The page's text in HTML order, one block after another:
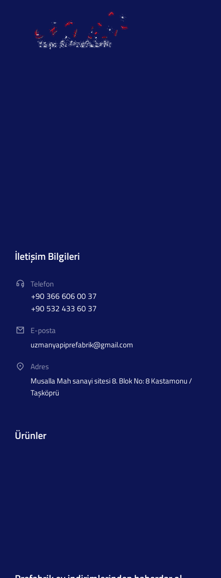
İletişim Bilgileri
Telefon
+90 366 606 00 37
+90 532 433 60 37
E-posta
uzmanyapiprefabrik@gmail.com
Adres
Musalla Mah sanayi sitesi 8. Blok No: 8 Kastamonu /
Taşköprü
Ürünler